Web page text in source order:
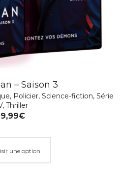
– Saison 3
, Policier, Science-fiction, Série
, Thriller
€
une option